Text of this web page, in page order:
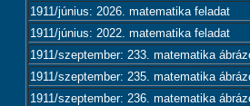
1911/június: 2026. matematika feladat
1911/június: 2022. matematika feladat
1911/szeptember: 233. matematika
1911/szeptember: 235. matematika
1911/szeptember: 236. matematika